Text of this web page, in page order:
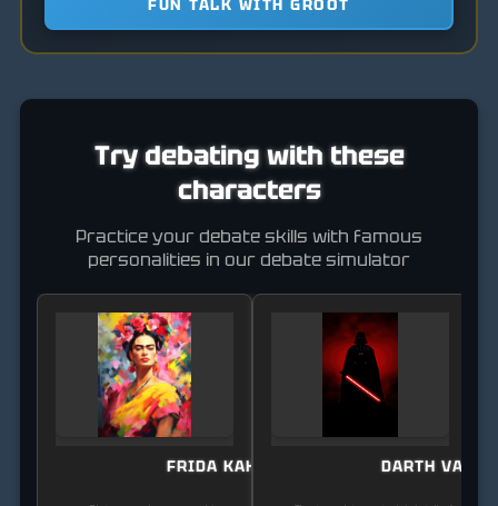
FUN TALK WITH GROOT
Try debating with these
characters
Practice your debate skills with famous
personalities in our debate simulator
FRIDA KAHLO DARTH VADER